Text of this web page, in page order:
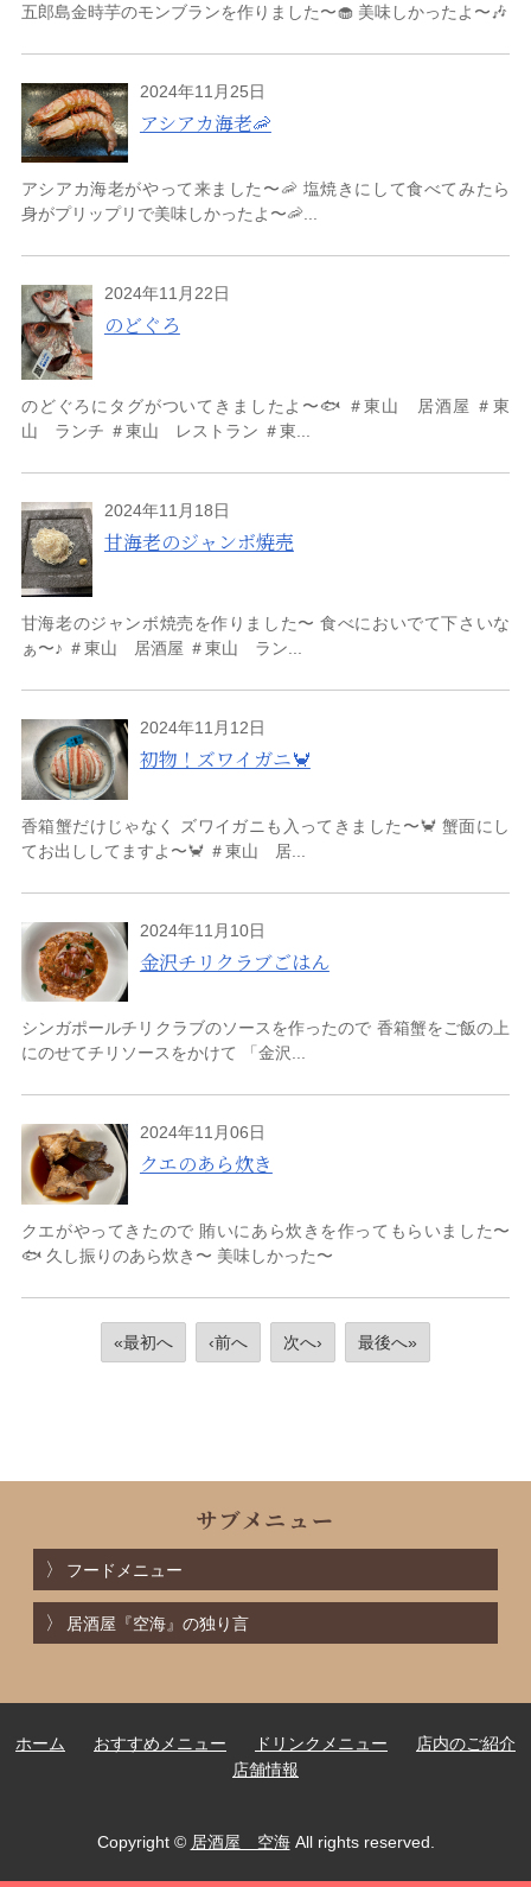
五郎島金時芋のモンブランを作りました〜🧁 美味しかったよ〜🎶
2024年11月25日
アシアカ海老🦐
アシアカ海老がやって来ました〜🦐 塩焼きにして食べてみたら
身がプリップリで美味しかったよ〜🦐...
2024年11月22日
のどぐろ
のどぐろにタグがついてきましたよ〜🐟 ＃東山 居酒屋 ＃東
山 ランチ ＃東山 レストラン ＃東...
2024年11月18日
甘海老のジャンボ焼売
甘海老のジャンボ焼売を作りました〜 食べにおいでて下さいな
ぁ〜♪ ＃東山 居酒屋 ＃東山 ラン...
2024年11月12日
初物！ズワイガニ🦀
香箱蟹だけじゃなく ズワイガニも入ってきました〜🦀 蟹面にし
てお出ししてますよ〜🦀 ＃東山 居...
2024年11月10日
金沢チリクラブごはん
シンガポールチリクラブのソースを作ったので 香箱蟹をご飯の上
にのせてチリソースをかけて 「金沢...
2024年11月06日
クエのあら炊き
クエがやってきたので 賄いにあら炊きを作ってもらいました〜
🐟 久し振りのあら炊き〜 美味しかった〜
«最初へ ‹前へ 次へ› 最後へ»
サブメニュー
フードメニュー
居酒屋『空海』の独り言
ホーム おすすめメニュー ドリンクメニュー
店内のご紹介
店舗情報
Copyright © 居酒屋 空海All rights reserved.